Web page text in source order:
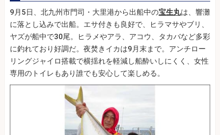
9月5日、北九州市門司・大里港から出船中の宝生丸は、響灘
に落とし込みで出船。エサ付きも良好で、ヒラマサやブリ、
ヤズが船中で30尾。ヒラメやアラ、アコウ、タカバなど多彩
に釣れており好調だ。夜焚きイカは9月末まで。アンチロー
リングジャイロ搭載で横揺れを軽減し船酔いしにくく、女性
専用のトイレもあり誰でも安心して楽しめる。